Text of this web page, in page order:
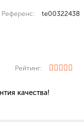
Референс: te00322438
Рейтинг:
качества!